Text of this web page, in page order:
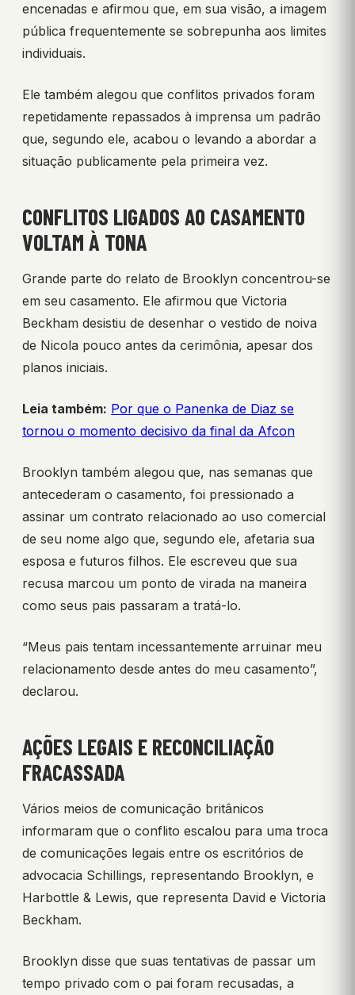
encenadas e afirmou que, em sua visão, a imagem
pública frequentemente se sobrepunha aos limites
individuais.
Ele também alegou que conflitos privados foram
repetidamente repassados à imprensa um padrão
que, segundo ele, acabou o levando a abordar a
situação publicamente pela primeira vez.
CONFLITOS LIGADOS AO CASAMENTO
VOLTAM À TONA
Grande parte do relato de Brooklyn concentrou-se
em seu casamento. Ele afirmou que Victoria
Beckham desistiu de desenhar o vestido de noiva
de Nicola pouco antes da cerimônia, apesar dos
planos iniciais.
Leia também: Por que o Panenka de Diaz se
tornou o momento decisivo da final da Afcon
Brooklyn também alegou que, nas semanas que
antecederam o casamento, foi pressionado a
assinar um contrato relacionado ao uso comercial
de seu nome algo que, segundo ele, afetaria sua
esposa e futuros filhos. Ele escreveu que sua
recusa marcou um ponto de virada na maneira
como seus pais passaram a tratá-lo.
“Meus pais tentam incessantemente arruinar meu
relacionamento desde antes do meu casamento”,
declarou.
AÇÕES LEGAIS E RECONCILIAÇÃO
FRACASSADA
Vários meios de comunicação britânicos
informaram que o conflito escalou para uma troca
de comunicações legais entre os escritórios de
advocacia Schillings, representando Brooklyn, e
Harbottle & Lewis, que representa David e Victoria
Beckham.
Brooklyn disse que suas tentativas de passar um
tempo privado com o pai foram recusadas, a